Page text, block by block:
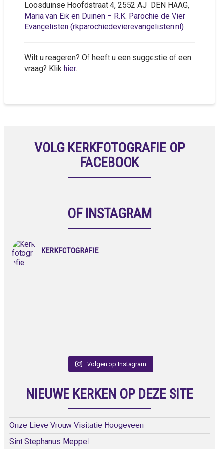
Loosduinse Hoofdstraat 4, 2552 AJ DEN HAAG,
Maria van Eik en Duinen – R.K. Parochie de Vier
Evangelisten (rkparochiedevierevangelisten.nl)
Wilt u reageren? Of heeft u een suggestie of een
vraag? Klik hier.
VOLG KERKFOTOGRAFIE OP
FACEBOOK
OF INSTAGRAM
KERKFOTOGRAFIE
Volgen op Instagram
NIEUWE KERKEN OP DEZE SITE
Onze Lieve Vrouw Visitatie Hoogeveen
Sint Stephanus Meppel